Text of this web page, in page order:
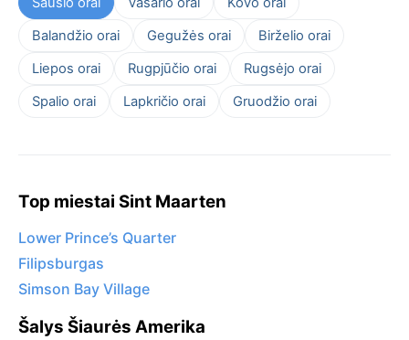
Balandžio orai
Gegužės orai
Birželio orai
Liepos orai
Rugpjūčio orai
Rugsėjo orai
Spalio orai
Lapkričio orai Gruodžio orai
Top miestai Sint Maarten
Lower Prince’s Quarter
Filipsburgas
Simson Bay Village
Šalys Šiaurės Amerika